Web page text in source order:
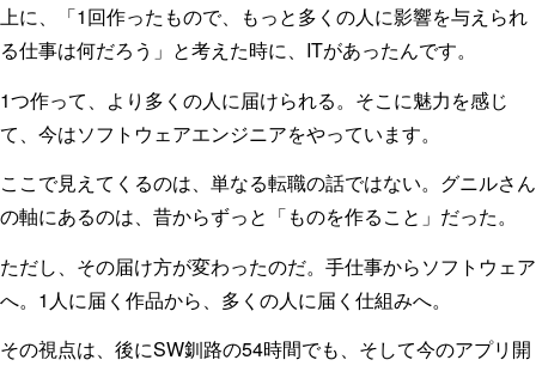
上に、「1回作ったもので、もっと多くの人に影響を与えられ
る仕事は何だろう」と考えた時に、ITがあったんです。
1つ作って、より多くの人に届けられる。そこに魅力を感じ
て、今はソフトウェアエンジニアをやっています。
ここで見えてくるのは、単なる転職の話ではない。グニルさん
の軸にあるのは、昔からずっと「ものを作ること」だった。
ただし、その届け方が変わったのだ。手仕事からソフトウェア
へ。1人に届く作品から、多くの人に届く仕組みへ。
その視点は、後にSW釧路の54時間でも、そして今のアプリ開